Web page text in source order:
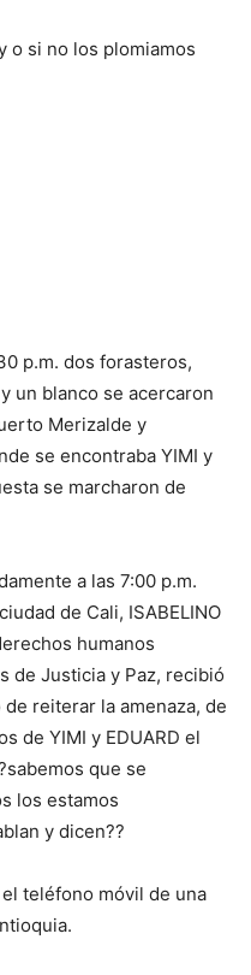
o si no los plomiamos
p.m. dos forasteros,
un blanco se acercaron
Merizalde y
se encontraba YIMI y
se marcharon de
a las 7:00 p.m.
de Cali, ISABELINO
humanos
de Justicia y Paz, recibió
reiterar la amenaza, de
de YIMI y EDUARD el
que se
los estamos
y dicen??
teléfono móvil de una